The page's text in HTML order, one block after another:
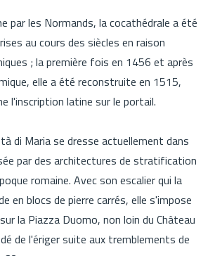
par les Normands, la cocathédrale a été
au cours des siècles en raison
; la première fois en 1456 et après
elle a été reconstruite en 1515,
l'inscription latine sur le portail.
di Maria se dresse actuellement dans
par des architectures de stratification
romaine. Avec son escalier qui la
en blocs de pierre carrés, elle s'impose
la Piazza Duomo, non loin du Château
de l'ériger suite aux tremblements de